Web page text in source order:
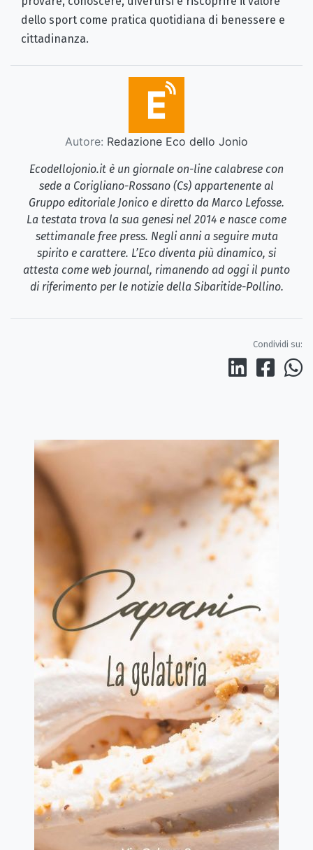
dello sport come pratica quotidiana di benessere e
cittadinanza.
Autore: Redazione Eco dello Jonio
Ecodellojonio.it è un giornale on-line calabrese con
sede a Corigliano-Rossano (Cs) appartenente al
Gruppo editoriale Jonico e diretto da Marco Lefosse.
La testata trova la sua genesi nel 2014 e nasce come
settimanale free press. Negli anni a seguire muta
spirito e carattere. L’Eco diventa più dinamico, si
attesta come web journal, rimanendo ad oggi il punto
di riferimento per le notizie della Sibaritide-Pollino.
Condividi su: